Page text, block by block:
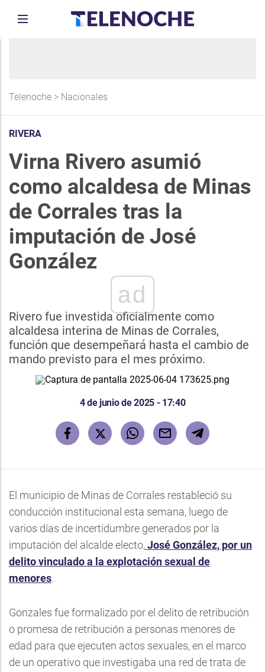
Telenoche > Nacionales
RIVERA
Virna Rivero asumió
como alcaldesa de Minas
de Corrales tras la
imputación de José
González
ad
Rivero fue investida oficialmente como
alcaldesa interina de Minas de Corrales,
función que desempeñará hasta el cambio de
mando previsto para el mes próximo.
4 de junio de 2025 - 17:40
El municipio de Minas de Corrales restableció su
conducción institucional esta semana, luego de
varios días de incertidumbre generados por la
imputación del alcalde electo,José González, por un
delito vinculado a la explotación sexual de
menores.
Gonzales fue formalizado por el delito de retribución
o promesa de retribución a personas menores de
edad para que ejecuten actos sexuales, en el marco
de un operativo que investigaba una red de trata de